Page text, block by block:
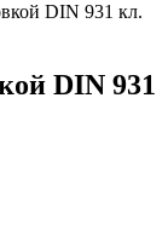
DIN 931 кл.
DIN 931